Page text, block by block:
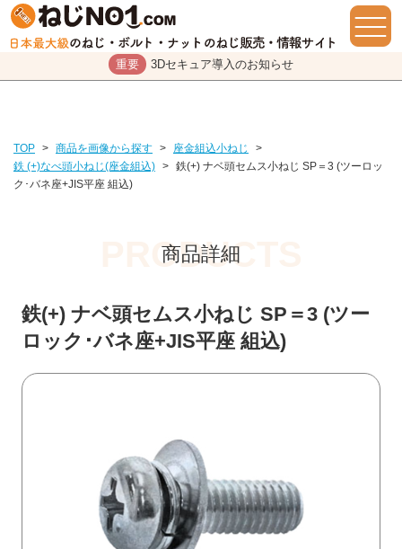
重要 3Dセキュア導入のお知らせ
TOP > 商品を画像から探す > 座金組込小ねじ
>
鉄 (+)なべ頭小ねじ(座金組込) > 鉄(+) ナベ頭セムス小ねじ SP＝3 (ツーロッ
ク･バネ座+JIS平座 組込)
商品詳細
鉄(+) ナベ頭セムス小ねじ SP＝3 (ツー
ロック･バネ座+JIS平座 組込)